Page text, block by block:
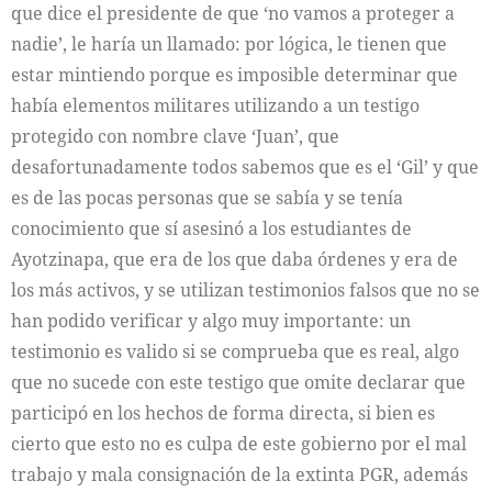
que dice el presidente de que ‘no vamos a proteger a
nadie’, le haría un llamado: por lógica, le tienen que
estar mintiendo porque es imposible determinar que
había elementos militares utilizando a un testigo
protegido con nombre clave ‘Juan’, que
desafortunadamente todos sabemos que es el ‘Gil’ y que
es de las pocas personas que se sabía y se tenía
conocimiento que sí asesinó a los estudiantes de
Ayotzinapa, que era de los que daba órdenes y era de
los más activos, y se utilizan testimonios falsos que no se
han podido verificar y algo muy importante: un
testimonio es valido si se comprueba que es real, algo
que no sucede con este testigo que omite declarar que
participó en los hechos de forma directa, si bien es
cierto que esto no es culpa de este gobierno por el mal
trabajo y mala consignación de la extinta PGR, además